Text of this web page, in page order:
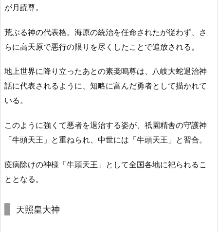
が月読尊。
荒ぶる神の代表格。海原の統治を任命されたが従わず、さ
らに高天原で悪行の限りを尽くしたことで追放される。
地上世界に降り立ったあとの素戔嗚尊は、八岐大蛇退治神
話に代表されるように、知略に富んだ勇者として描かれて
いる。
このように強くて悪者を退治する姿が、祇園精舎の守護神
「牛頭天王」と重ねられ、中世には「牛頭天王」と習合。
疫病除けの神様「牛頭天王」として全国各地に祀られるこ
ととなる。
天照皇大神